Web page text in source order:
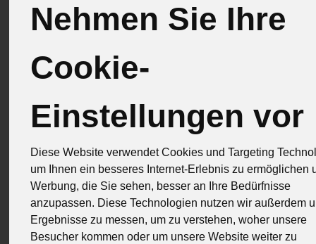
Nehmen Sie Ihre
Cookie-
Einstellungen vor
Diese Website verwendet Cookies und Targeting
um Ihnen ein besseres Internet-Erlebnis zu ermöglichen
Werbung, die Sie sehen, besser an Ihre Bedürfnisse
anzupassen. Diese Technologien nutzen wir außerdem
Ergebnisse zu messen, um zu verstehen, woher unsere
Besucher kommen oder um unsere Website weiter zu
(AGB)
der Duventäster-Maier
„Gemüse & Bunte Vielfalt“
Dorfstraße 40, 78345 Moos
(Telefon: 07732 4454, Mail:
info@hoeri-gemuese.de)